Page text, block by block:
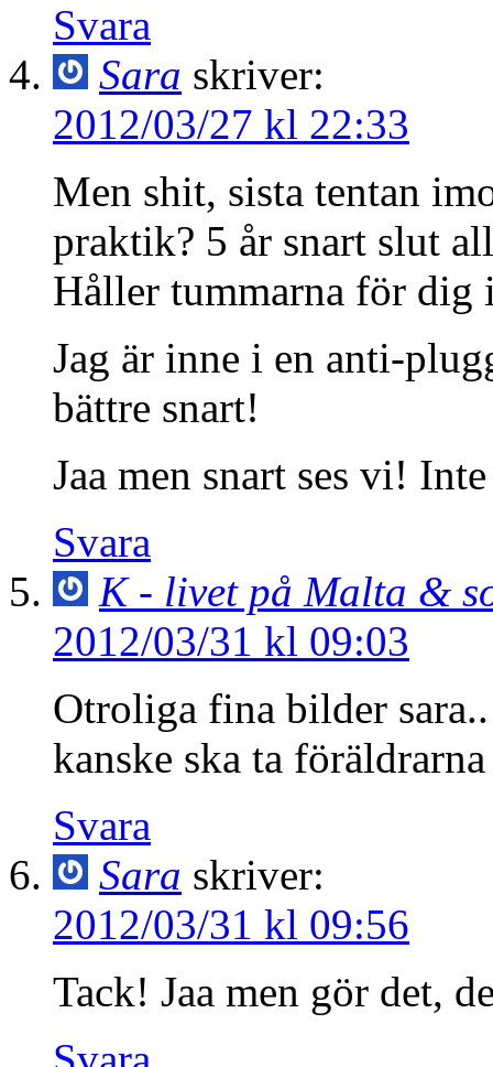
Svara
Sara skriver:
2012/03/27 kl 22:33
Men shit, sista tentan
praktik? 5 år snart slut
Håller tummarna för dig
Jag är inne i en anti-
bättre snart!
Jaa men snart ses vi!
Svara
K - livet på Malta &
2012/03/31 kl 09:03
Otroliga fina bilder
kanske ska ta
Svara
Sara skriver:
2012/03/31 kl 09:56
Tack! Jaa men gör det,